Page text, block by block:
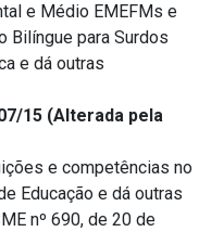
e Médio EMEFMs e
Bilíngue para Surdos
e dá outras
15 (Alterada pela
e competências no
Educação e dá outras
nº 690, de 20 de